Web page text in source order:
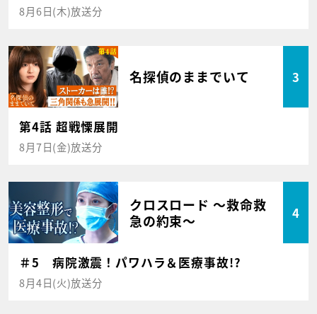
8月6日(木)放送分
名探偵のままでいて 3
第4話 超戦慄展開
8月7日(金)放送分
クロスロード ～救命救
急の約束～
4
＃5 病院激震！パワハラ＆医療事故!?
8月4日(火)放送分